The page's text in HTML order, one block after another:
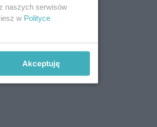
naszych serwisów
w Polityce
Akceptuję